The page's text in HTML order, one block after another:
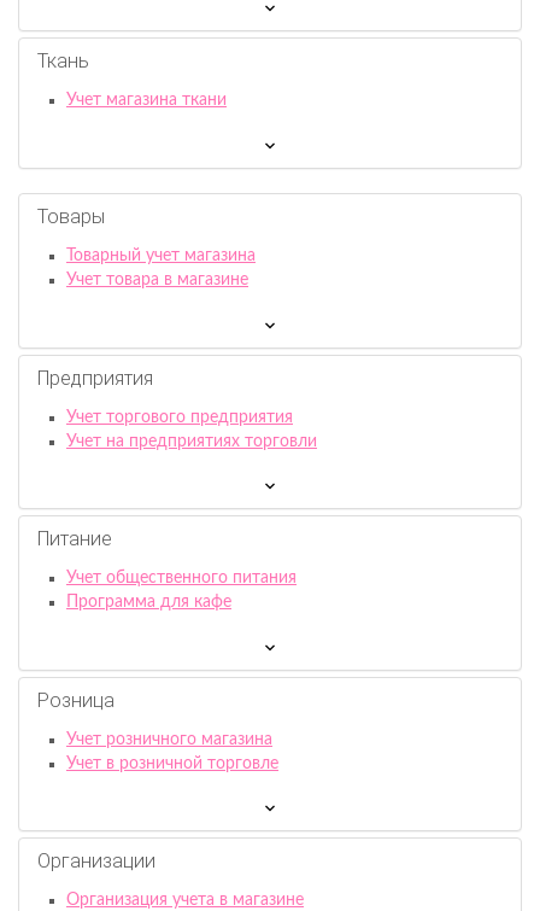
Ткань
Учет магазина ткани
Товары
Товарный учет магазина
Учет товара в магазине
Предприятия
Учет торгового предприятия
Учет на предприятиях торговли
Питание
Учет общественного питания
Программа для кафе
Розница
Учет розничного магазина
Учет в розничной торговле
Организации
Организация учета в магазине